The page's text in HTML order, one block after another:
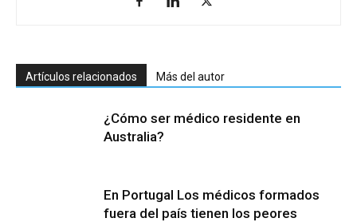
Artículos relacionados Más del autor
¿Cómo ser médico residente en
Australia?
En Portugal Los médicos formados
fuera del país tienen los peores